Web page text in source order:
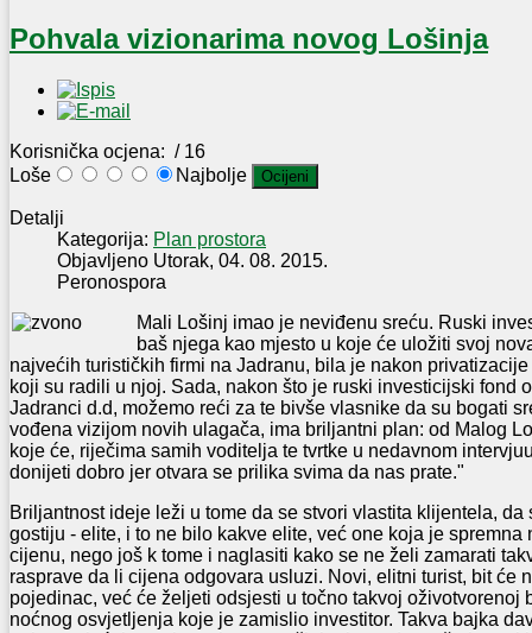
Pohvala vizionarima novog Lošinja
Korisnička ocjena: / 16
Loše
Najbolje
Detalji
Kategorija: Plan prostora
Objavljeno Utorak, 04. 08. 2015.
Peronospora
Mali Lošinj imao je neviđenu sreću. Ruski
baš njega kao mjesto u koje će uložiti svoj
najvećih turističkih firmi na Jadranu, bila je nakon
koji su radili u njoj. Sada, nakon što je ruski investicijski fond
Jadranci d.d, možemo reći za te bivše vlasnike da su bogati
vođena vizijom novih ulagača, ima briljantni plan: od Malog
koje će, riječima samih voditelja te tvrtke u nedavnom
donijeti dobro jer otvara se prilika svima da nas prate."
Briljantnost ideje leži u tome da se stvori vlastita klijentela,
gostiju - elite, i to ne bilo kakve elite, već one koja je spremna
cijenu, nego još k tome i naglasiti kako se ne želi zamarati
rasprave da li cijena odgovara usluzi. Novi, elitni turist, bit će
pojedinac, već će željeti odsjesti u točno takvoj oživotvorenoj
noćnog osvjetljenja koje je zamislio investitor. Takva bajka